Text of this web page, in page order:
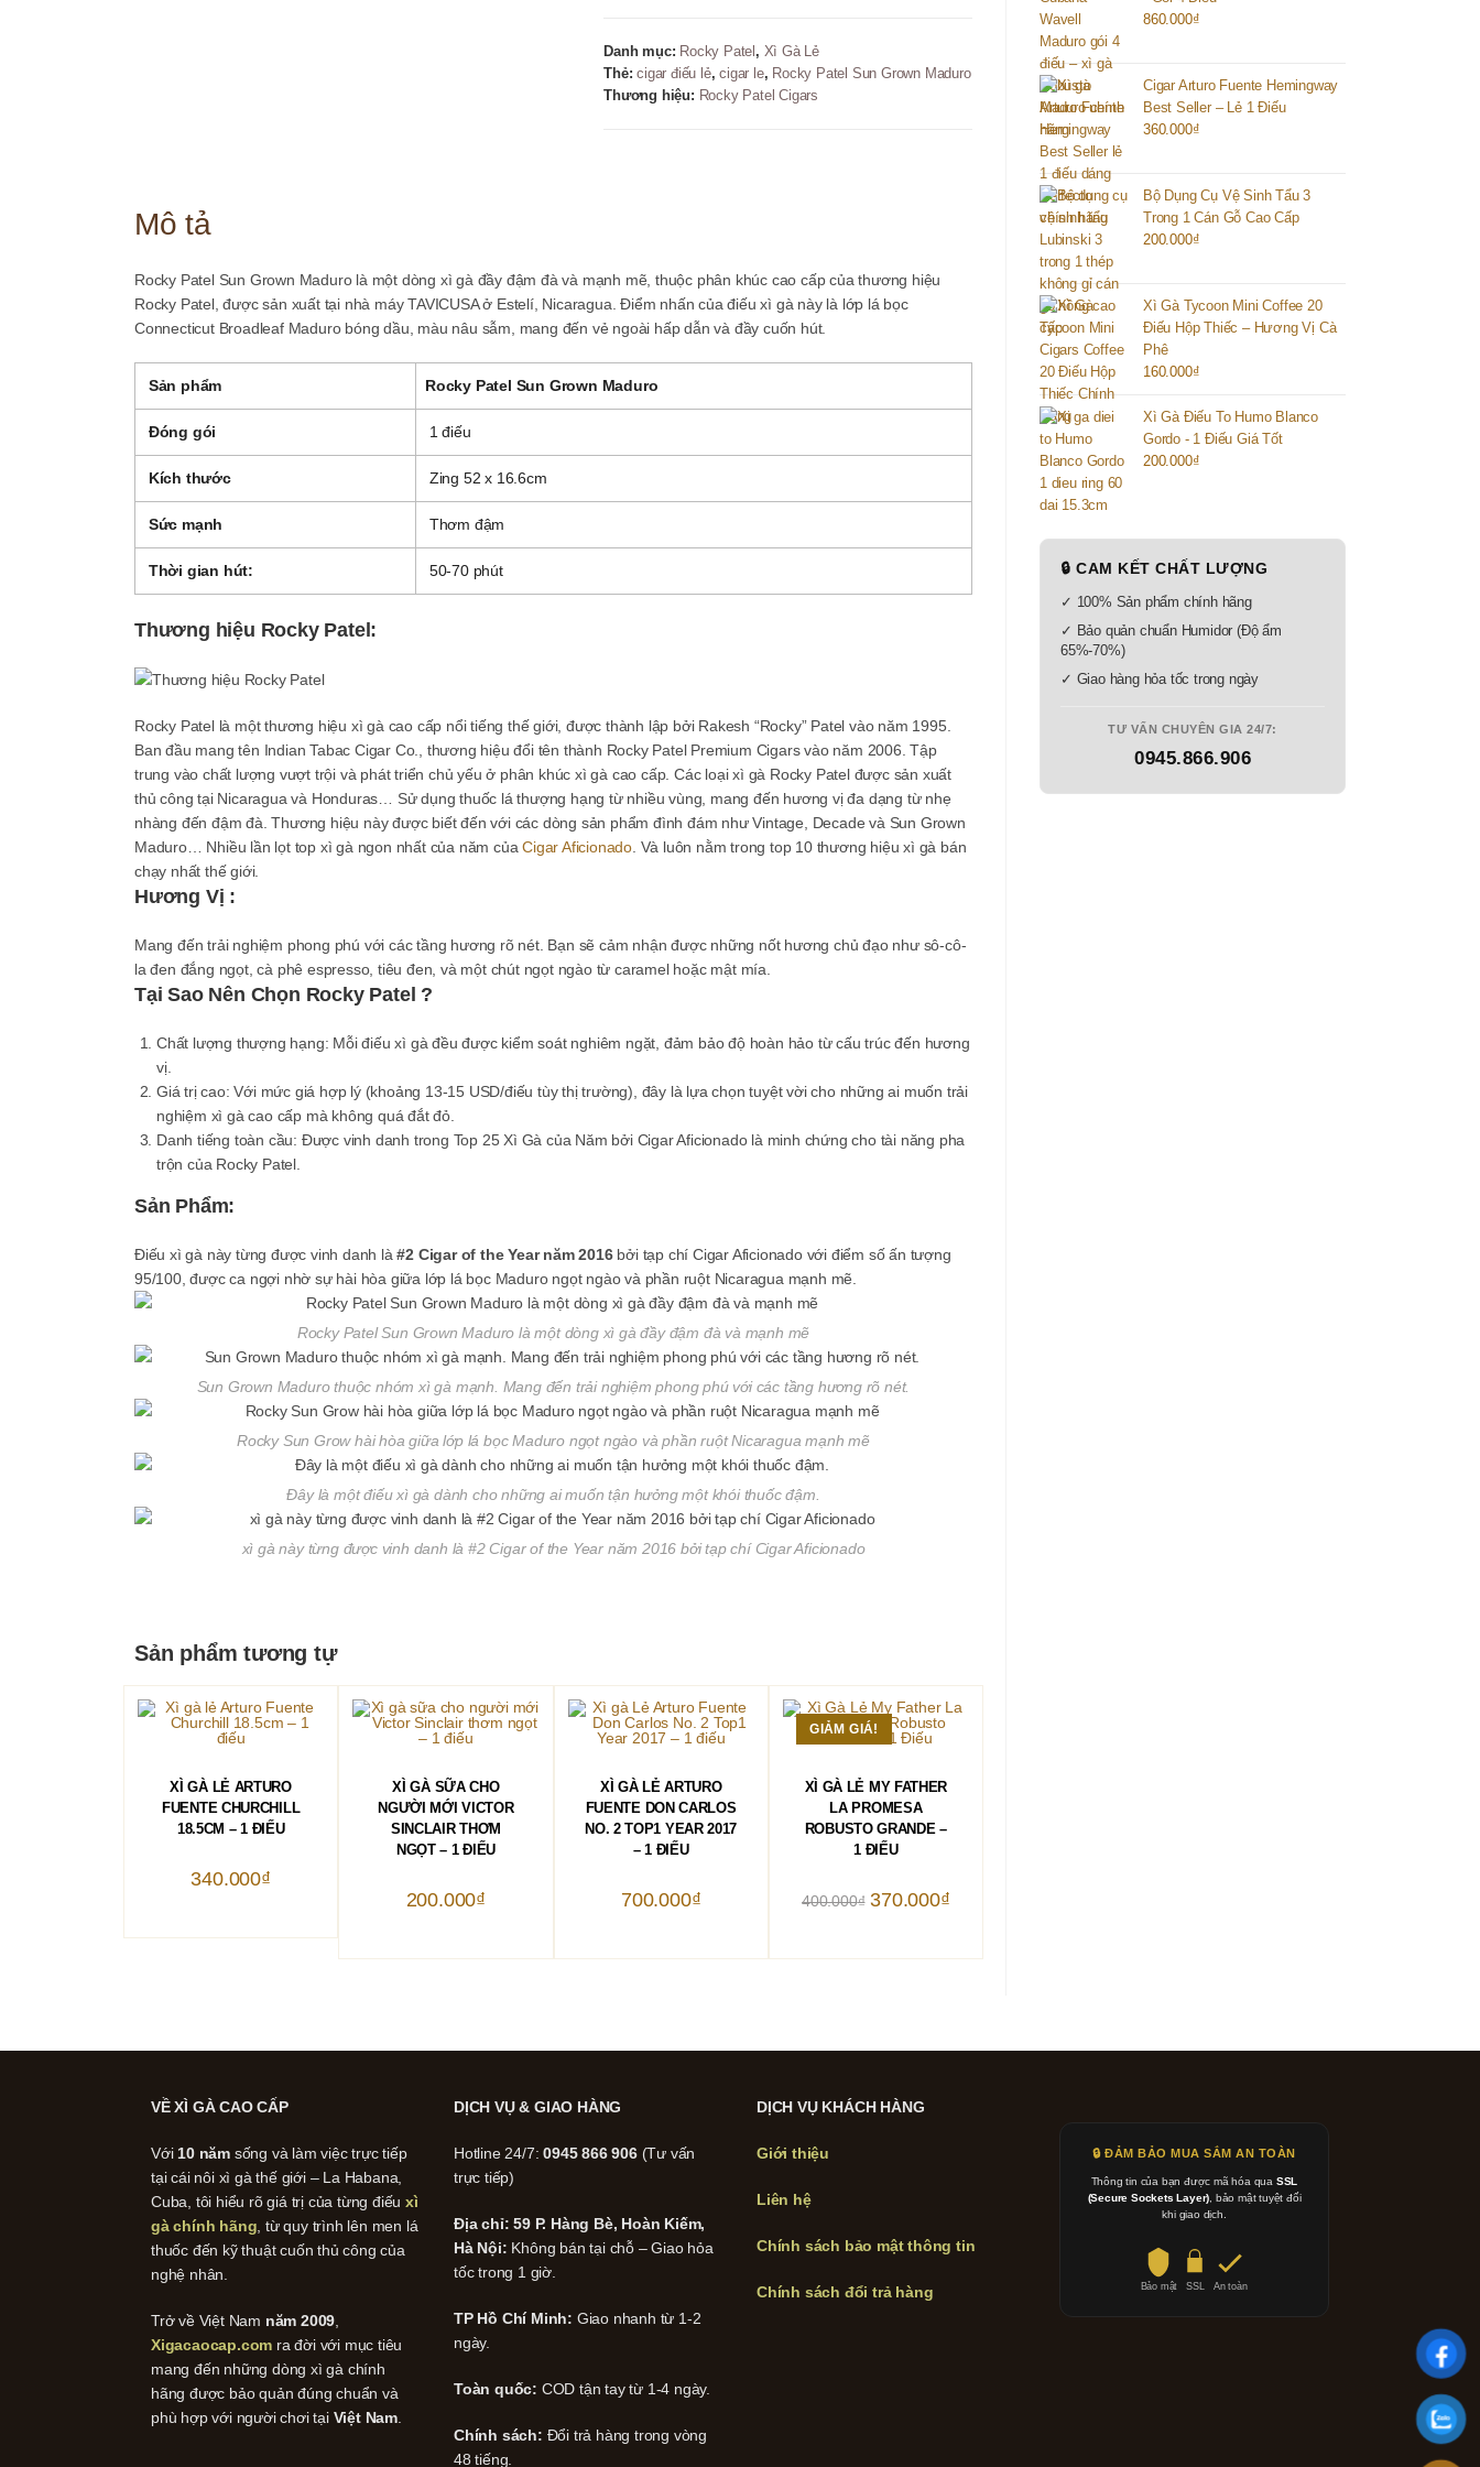
-
Danh mục: Rocky Patel , Xì Gà Lẻ
Thẻ:cigar điếu lẻ,cigar le, Rocky Patel Sun Grown Maduro
Thương hiệu: Rocky Patel Cigars
Mô tả
Rocky Patel Sun Grown Maduro là một dòng xì gà đầy đậm đà và mạnh mẽ, thuộc phân khúc cao cấp của thương hiệu
Rocky Patel, được sản xuất tại nhà máy TAVICUSA ở Estelí, Nicaragua. Điểm nhấn của điếu xì gà này là lớp lá bọc
Connecticut Broadleaf Maduro bóng dầu, màu nâu sẫm, mang đến vẻ ngoài hấp dẫn và đầy cuốn hút.
Sản phẩm Rocky Patel Sun Grown Maduro
Đóng gói 1 điếu
Kích thước Zing 52 x 16.6cm
Sức mạnh Thơm đậm
Thời gian hút: 50-70 phút
Thương hiệu Rocky Patel:
Rocky Patel là một thương hiệu xì gà cao cấp nổi tiếng thế giới, được thành lập bởi Rakesh “Rocky” Patel vào năm 1995.
Ban đầu mang tên Indian Tabac Cigar Co., thương hiệu đổi tên thành Rocky Patel Premium Cigars vào năm 2006. Tập
trung vào chất lượng vượt trội và phát triển chủ yếu ở phân khúc xì gà cao cấp. Các loại xì gà Rocky Patel được sản xuất
thủ công tại Nicaragua và Honduras… Sử dụng thuốc lá thượng hạng từ nhiều vùng, mang đến hương vị đa dạng từ nhẹ
nhàng đến đậm đà. Thương hiệu này được biết đến với các dòng sản phẩm đình đám như Vintage, Decade và Sun Grown
Maduro… Nhiều lần lọt top xì gà ngon nhất của năm củaCigar Aficionado. Và luôn nằm trong top 10 thương hiệu xì gà bán
chạy nhất thế giới.
Hương Vị :
Mang đến trải nghiệm phong phú với các tầng hương rõ nét. Bạn sẽ cảm nhận được những nốt hương chủ đạo như sô-cô-
la đen đắng ngọt, cà phê espresso, tiêu đen, và một chút ngọt ngào từ caramel hoặc mật mía.
Tại Sao Nên Chọn Rocky Patel ?
Chất lượng thượng hạng: Mỗi điếu xì gà đều được kiểm soát nghiêm ngặt, đảm bảo độ hoàn hảo từ cấu trúc đến hương
vị.
Giá trị cao: Với mức giá hợp lý (khoảng 13-15 USD/điếu tùy thị trường), đây là lựa chọn tuyệt vời cho những ai muốn trải
nghiệm xì gà cao cấp mà không quá đắt đỏ.
Danh tiếng toàn cầu: Được vinh danh trong Top 25 Xì Gà của Năm bởi Cigar Aficionadolà minh chứng cho tài năng pha
trộn của Rocky Patel.
Sản Phẩm:
Điếu xì gà này từng được vinh danh là#2 Cigar of the Yearnăm 2016bởi tạp chíCigar Aficionadovới điểm số ấn tượng
95/100, được ca ngợi nhờ sự hài hòa giữa lớp lá bọc Maduro ngọt ngào và phần ruột Nicaragua mạnh mẽ.
Rocky Patel Sun Grown Maduro là một dòng xì gà đầy đậm đà và mạnh mẽ
Sun Grown Maduro thuộc nhóm xì gà mạnh. Mang đến trải nghiệm phong phú với các tầng hương rõ nét.
Rocky Sun Grow hài hòa giữa lớp lá bọc Maduro ngọt ngào và phần ruột Nicaragua mạnh mẽ
Đây là một điếu xì gà dành cho những ai muốn tận hưởng một khói thuốc đậm.
xì gà này từng được vinh danh là #2 Cigar of the Year năm 2016 bởi tạp chí Cigar Aficionado
Sản phẩm tương tự
THÊM VÀO GIỎ HÀNG
XÌ GÀ LẺ ARTURO
FUENTE CHURCHILL
18.5CM – 1 ĐIẾU
340.000₫
THÊM VÀO GIỎ HÀNG
XÌ GÀ SỮA CHO
NGƯỜI MỚI VICTOR
SINCLAIR THƠM
NGỌT – 1 ĐIẾU
200.000₫
THÊM VÀO GIỎ HÀNG
XÌ GÀ LẺ ARTURO
FUENTE DON CARLOS
NO. 2 TOP1 YEAR 2017
– 1 ĐIẾU
700.000₫
GIẢM GIÁ!
THÊM VÀO GIỎ HÀNG
XÌ GÀ LẺ MY FATHER
LA PROMESA
ROBUSTO GRANDE –
1 ĐIẾU
400.000₫ Giá
gốc
370.000₫Giá
370.000₫.
860.000₫
Cigar Arturo Fuente Hemingway
Best Seller – Lẻ 1 Điếu
360.000₫
Bộ Dụng Cụ Vệ Sinh Tẩu 3
Trong 1 Cán Gỗ Cao Cấp
200.000₫
Xì Gà Tycoon Mini Coffee 20
Điếu Hộp Thiếc – Hương Vị Cà
Phê
160.000₫
Xì Gà Điếu To Humo Blanco
Gordo - 1 Điếu Giá Tốt
200.000₫
🔒 CAM KẾT CHẤT LƯỢNG
✓ 100% Sản phẩm chính hãng
✓ Bảo quản chuẩn Humidor (Độ ẩm
65%-70%)
✓ Giao hàng hỏa tốc trong ngày
TƯ VẤN CHUYÊN GIA 24/7:
0945.866.906
VỀ XÌ GÀ CAO CẤP
Với 10 năm sống và làm việc trực tiếp
tại cái nôi xì gà thế giới – La Habana,
Cuba, tôi hiểu rõ giá trị của từng điếuxì
gà chính hãng , từ quy trình lên men lá
thuốc đến kỹ thuật cuốn thủ công của
nghệ nhân.
Trở về Việt Nam năm 2009
Xigacaocap.com ra đời với mục tiêu
mang đến những dòng xì gà chính
hãng được bảo quản đúng chuẩn và
phù hợp với người chơi tại Việt Nam
DỊCH VỤ & GIAO HÀNG
Hotline 24/7:0945 866 906(Tư vấn
trực tiếp)
Địa chỉ: 59 P. Hàng Bè, Hoàn Kiếm,
Hà Nội: Không bán tại chỗ – Giao hỏa
tốc trong 1 giờ.
TP Hồ Chí Minh: Giao nhanh từ 1-2
ngày.
Toàn quốc: COD tận tay từ 1-4 ngày.
Chính sách: Đổi trả hàng trong vòng
48 tiếng.
DỊCH VỤ KHÁCH HÀNG
Giới thiệu
Liên hệ
Chính sách bảo mật thông tin
Chính sách đổi trả hàng
🔒 ĐẢM BẢO MUA SẮM AN TOÀN
Thông tin của bạn được mã hóa qua SSL
(Secure Sockets Layer) , bảo mật tuyệt đối
khi giao dịch.
Bảo mật SSL An toàn